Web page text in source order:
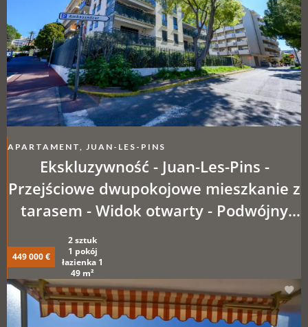
APARTAMENT, JUAN-LES-PINS
Ekskluzywność - Juan-Les-Pins -
Przejściowe dwupokojowe mieszkanie z
tarasem - Widok otwarty - Podwójny
449 000 €
2 sztuk
1 pokój
łazienka 1
49 m²